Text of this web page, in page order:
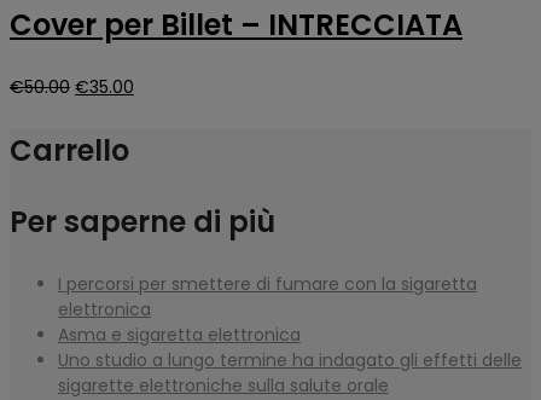
Cover per Billet – INTRECCIATA
€50.00 Il
originale
era:
€35.00
Carrello
Per saperne di più
I percorsi per smettere di fumare con la sigaretta
elettronica
Asma e sigaretta elettronica
Uno studio a lungo termine ha indagato gli effetti delle
sigarette elettroniche sulla salute orale